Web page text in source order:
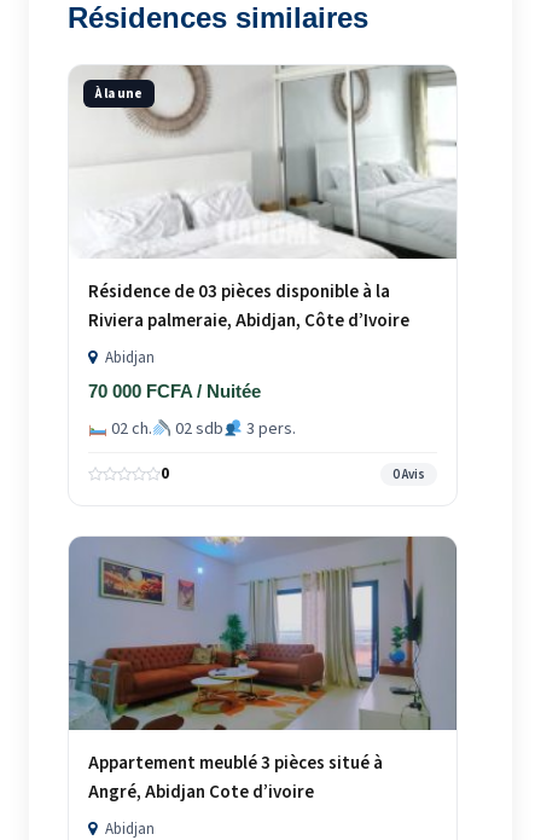
Résidences similaires
À la une
Résidence de 03 pièces disponible à la
Riviera palmeraie, Abidjan, Côte d’Ivoire
Abidjan
70 000 FCFA / Nuitée
02 ch. 02 sdb 3 pers.
0 0 Avis
Appartement meublé 3 pièces situé à
Angré, Abidjan Cote d’ivoire
Abidjan